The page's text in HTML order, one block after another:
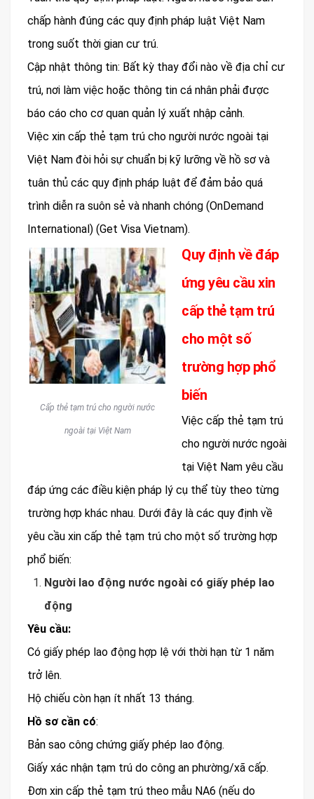
chấp hành đúng các quy định pháp luật Việt Nam
trong suốt thời gian cư trú.
Cập nhật thông tin: Bất kỳ thay đổi nào về địa chỉ cư
trú, nơi làm việc hoặc thông tin cá nhân phải được
báo cáo cho cơ quan quản lý xuất nhập cảnh.
Việc xin cấp thẻ tạm trú cho người nước ngoài tại
Việt Nam đòi hỏi sự chuẩn bị kỹ lưỡng về hồ sơ và
tuân thủ các quy định pháp luật để đảm bảo quá
trình diễn ra suôn sẻ và nhanh chóng​ (OnDemand
International)​ (Get Visa Vietnam).
Cấp thẻ tạm trú cho người nước
ngoài tại Việt Nam
Quy định về đáp
ứng yêu cầu xin
cấp thẻ tạm trú
cho một số
trường hợp phổ
biến
Việc cấp thẻ tạm trú
cho người nước ngoài
tại Việt Nam yêu cầu
đáp ứng các điều kiện pháp lý cụ thể tùy theo từng
trường hợp khác nhau. Dưới đây là các quy định về
yêu cầu xin cấp thẻ tạm trú cho một số trường hợp
phổ biến:
Người lao động nước ngoài có giấy phép lao
động
Yêu cầu:
Có giấy phép lao động hợp lệ với thời hạn từ 1 năm
trở lên.
Hộ chiếu còn hạn ít nhất 13 tháng.
Hồ sơ cần có:
Bản sao công chứng giấy phép lao động.
Giấy xác nhận tạm trú do công an phường/xã cấp.
Đơn xin cấp thẻ tạm trú theo mẫu NA6 (nếu do